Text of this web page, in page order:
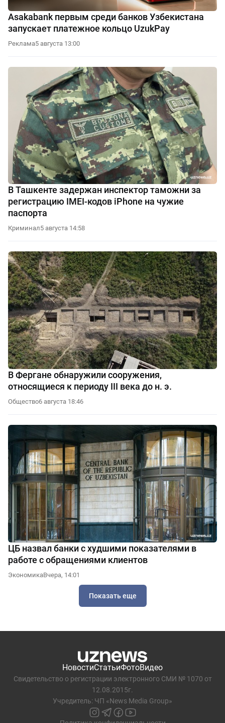
Asakabank первым среди банков Узбекистана
запускает платежное кольцо UzukPay
Реклама5 августа 13:00
В Ташкенте задержан инспектор таможни за
регистрацию IMEI-кодов iPhone на чужие
паспорта
Криминал5 августа 14:58
В Фергане обнаружили сооружения,
относящиеся к периоду III века до н. э.
Общество6 августа 18:46
ЦБ назвал банки с худшими показателями в
работе с обращениями клиентов
ЭкономикаВчера, 14:01
Показать еще
НовостиСтатьиФотоВидео
Свидетельство о регистрации электронного СМИ № 1070 от
12.08.2015г.
Учредитель: ЧП «News Media Group»